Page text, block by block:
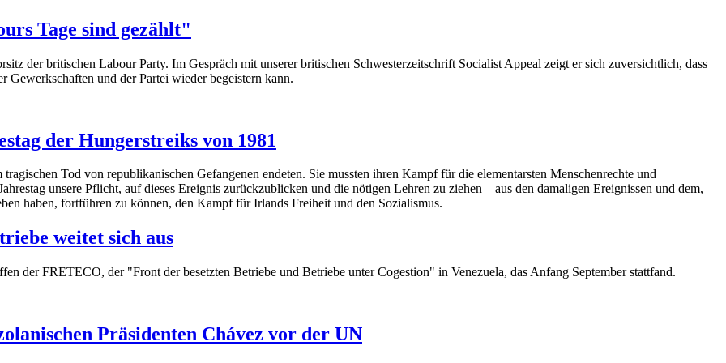
Tage sind gezählt"
der britischen Labour Party. Im Gespräch mit unserer britischen Schwesterzeitschrift Socialist Appeal zeigt er sich zuversichtlich, dass
Gewerkschaften und der Partei wieder begeistern kann.
der Hungerstreiks von 1981
Tod von republikanischen Gefangenen endeten. Sie mussten ihren Kampf für die elementarsten Menschenrechte und
unsere Pflicht, auf dieses Ereignis zurückzublicken und die nötigen Lehren zu ziehen – aus den damaligen Ereignissen und dem,
haben, fortführen zu können, den Kampf für Irlands Freiheit und den Sozialismus.
weitet sich aus
der FRETECO, der "Front der besetzten Betriebe und Betriebe unter Cogestion" in Venezuela, das Anfang September stattfand.
Präsidenten Chávez vor der UN